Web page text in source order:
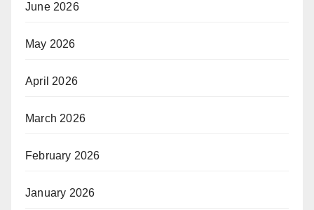
June 2026
May 2026
April 2026
March 2026
February 2026
January 2026